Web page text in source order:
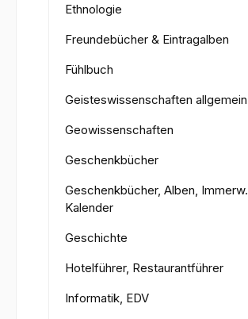
Ethnologie
Freundebücher & Eintragalben
Fühlbuch
Geisteswissenschaften allgemein
Geowissenschaften
Geschenkbücher
Geschenkbücher, Alben, Immerw.
Kalender
Geschichte
Hotelführer, Restaurantführer
Informatik, EDV